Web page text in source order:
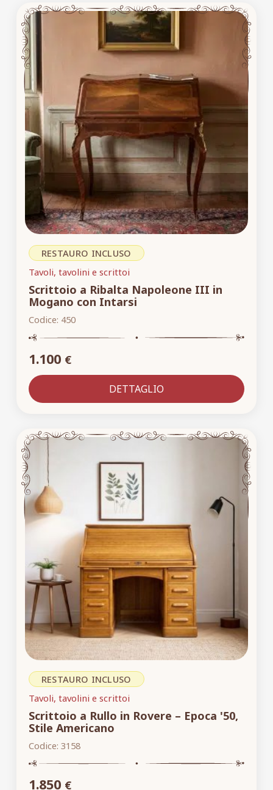
RESTAURO INCLUSO
Tavoli, tavolini e scrittoi
Scrittoio a Ribalta Napoleone III in
Mogano con Intarsi
Codice: 450
1.100 €
DETTAGLIO
RESTAURO INCLUSO
Tavoli, tavolini e scrittoi
Scrittoio a Rullo in Rovere – Epoca '50,
Stile Americano
Codice: 3158
1.850 €